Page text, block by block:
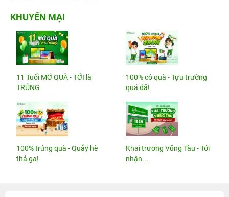
KHUYẾN MẠI
11 Tuổi MỞ QUÀ - TỚI là
TRÚNG
100% có quà - Tựu trường
quá đã!
100% trúng quà - Quẫy hè
thả ga!
Khai trương Vũng Tàu - Tới
nhận...